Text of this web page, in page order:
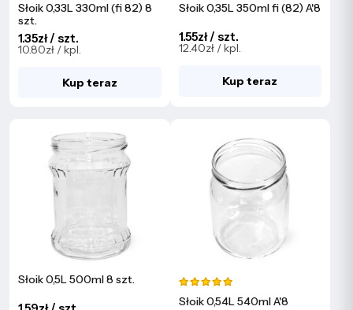
Słoik 0,33L 330ml (fi 82) 8
szt.
1.35zł / szt.
10.80zł / kpl.
Kup teraz
Słoik 0,35L 350ml fi (82) A'8
1.55zł / szt.
12.40zł / kpl.
Kup teraz
Słoik 0,5L 500ml 8 szt.
Słoik 0,54L 540ml A'8